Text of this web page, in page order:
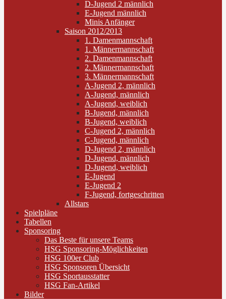
D-Jugend 2 männlich
E-Jugend männlich
Minis Anfänger
Saison 2012/2013
1. Damenmannschaft
1. Männermannschaft
2. Damenmannschaft
2. Männermannschaft
3. Männermannschaft
A-Jugend 2, männlich
A-Jugend, männlich
A-Jugend, weiblich
B-Jugend, männlich
B-Jugend, weiblich
C-Jugend 2, männlich
C-Jugend, männlich
D-Jugend 2, männlich
D-Jugend, männlich
D-Jugend, weiblich
E-Jugend
E-Jugend 2
F-Jugend, fortgeschritten
Allstars
Spielpläne
Tabellen
Sponsoring
Das Beste für unsere Teams
HSG Sponsoring-Möglichkeiten
HSG 100er Club
HSG Sponsoren Übersicht
HSG Sportausstatter
HSG Fan-Artikel
Bilder